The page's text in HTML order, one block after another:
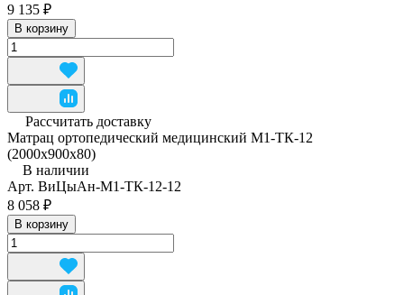
9 135 ₽
В корзину
Рассчитать доставку
Матрац ортопедический медицинский М1-ТК-12
(2000x900x80)
В наличии
Арт. ВиЦыАн-М1-ТК-12-12
8 058 ₽
В корзину